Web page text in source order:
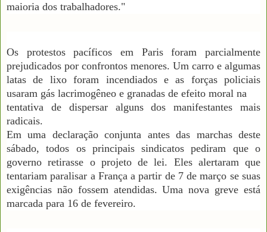
maioria dos trabalhadores."
Os protestos pacíficos em Paris foram parcialmente
prejudicados por confrontos menores. Um carro e algumas
latas de lixo foram incendiados e as forças policiais
usaram gás lacrimogêneo e granadas de efeito moral na
tentativa de dispersar alguns dos manifestantes mais
radicais.
Em uma declaração conjunta antes das marchas deste
sábado, todos os principais sindicatos pediram que o
governo retirasse o projeto de lei. Eles alertaram que
tentariam paralisar a França a partir de 7 de março se suas
exigências não fossem atendidas. Uma nova greve está
marcada para 16 de fevereiro.